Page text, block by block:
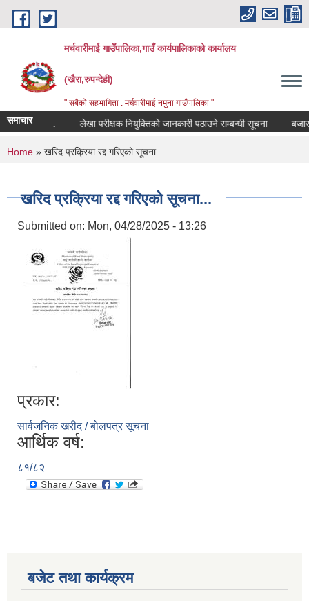
Skip to main content
मर्चवारीमाई गाउँपालिका,गाउँ कार्यपालिकाको कार्यालय
(खैरा,रुपन्देही)
" सबैको सहभागिता : मर्चवारीमाई नमुना गाउँपालिका "
समाचार
सूचना.. लेखा परीक्षक नियुक्तिको जानकारी पठाउने सम्बन्धी सूचना बजार
You are here
Home » खरिद प्रक्रिया रद्द गरिएको सूचना...
खरिद प्रक्रिया रद्द गरिएको सूचना...
Submitted on: Mon, 04/28/2025 - 13:26
प्रकार:
सार्वजनिक खरीद / बोलपत्र सूचना
आर्थिक वर्ष:
८१/८२
बजेट तथा कार्यक्रम